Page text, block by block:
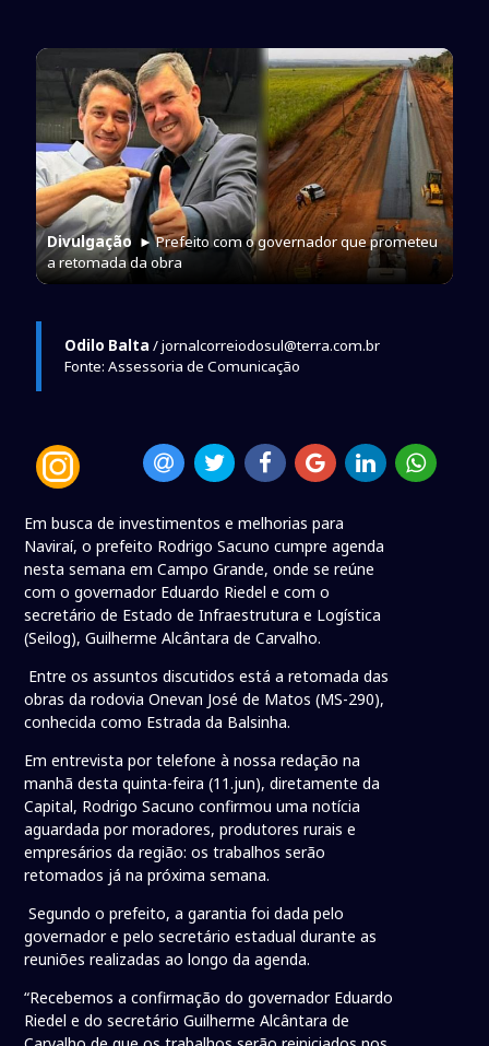
Divulgação ► Prefeito com o governador que prometeu
a retomada da obra
Odilo Balta / jornalcorreiodosul@terra.com.br
Fonte: Assessoria de Comunicação
Em busca de investimentos e melhorias para
Naviraí, o prefeito Rodrigo Sacuno cumpre agenda
nesta semana em Campo Grande, onde se reúne
com o governador Eduardo Riedel e com o
secretário de Estado de Infraestrutura e Logística
(Seilog), Guilherme Alcântara de Carvalho.
Entre os assuntos discutidos está a retomada das
obras da rodovia Onevan José de Matos (MS-290),
conhecida como Estrada da Balsinha.
Em entrevista por telefone à nossa redação na
manhã desta quinta-feira (11.jun), diretamente da
Capital, Rodrigo Sacuno confirmou uma notícia
aguardada por moradores, produtores rurais e
empresários da região: os trabalhos serão
retomados já na próxima semana.
Segundo o prefeito, a garantia foi dada pelo
governador e pelo secretário estadual durante as
reuniões realizadas ao longo da agenda.
“Recebemos a confirmação do governador Eduardo
Riedel e do secretário Guilherme Alcântara de